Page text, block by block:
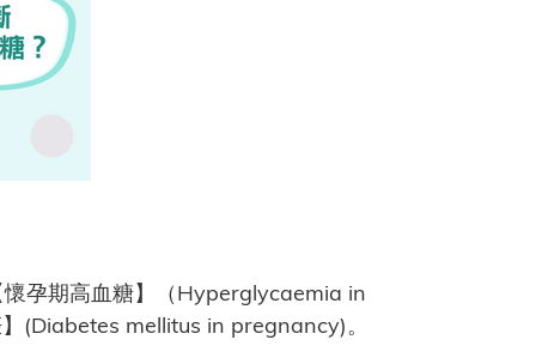
孕期高血糖】（Hyperglycaemia in
(Diabetes mellitus in pregnancy)。